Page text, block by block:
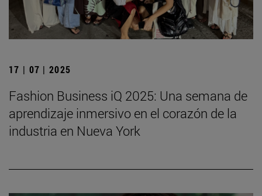
17 | 07 | 2025
Fashion Business iQ 2025: Una semana de
aprendizaje inmersivo en el corazón de la
industria en Nueva York